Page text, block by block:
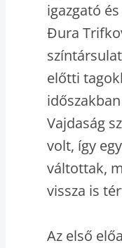
igazgató
Đura
előtti
Vajdaság
volt, így
váltottak,
vissza is
Az első